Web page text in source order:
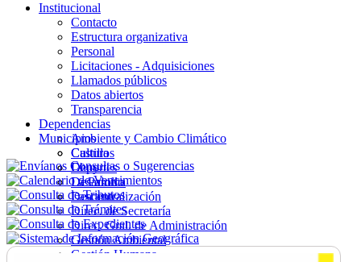
Institucional
Contacto
Estructura organizativa
Personal
Licitaciones - Adquisiciones
Llamados públicos
Datos abiertos
Transparencia
Dependencias
Ambiente y Cambio Climático
Cultura
Deportes
Desarrollo
Descentralización
Direc. de Secretaría
Direc. Gral. de Administración
Gestión Ambiental
Gestión Humana
Municipios
Castillos
Chuy
La Paloma
Lascano